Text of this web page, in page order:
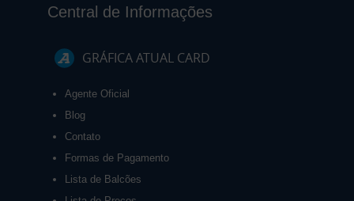
Central de Informações
GRÁFICA ATUAL CARD
Agente Oficial
Blog
Contato
Formas de Pagamento
Lista de Balcões